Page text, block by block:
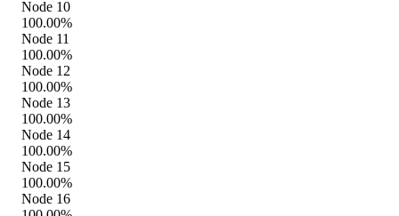
Node 10
100.00%
Node 11
100.00%
Node 12
100.00%
Node 13
100.00%
Node 14
100.00%
Node 15
100.00%
Node 16